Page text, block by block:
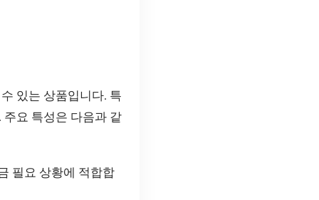
있는 상품입니다. 특
요 특성은 다음과 같
필요 상황에 적합합